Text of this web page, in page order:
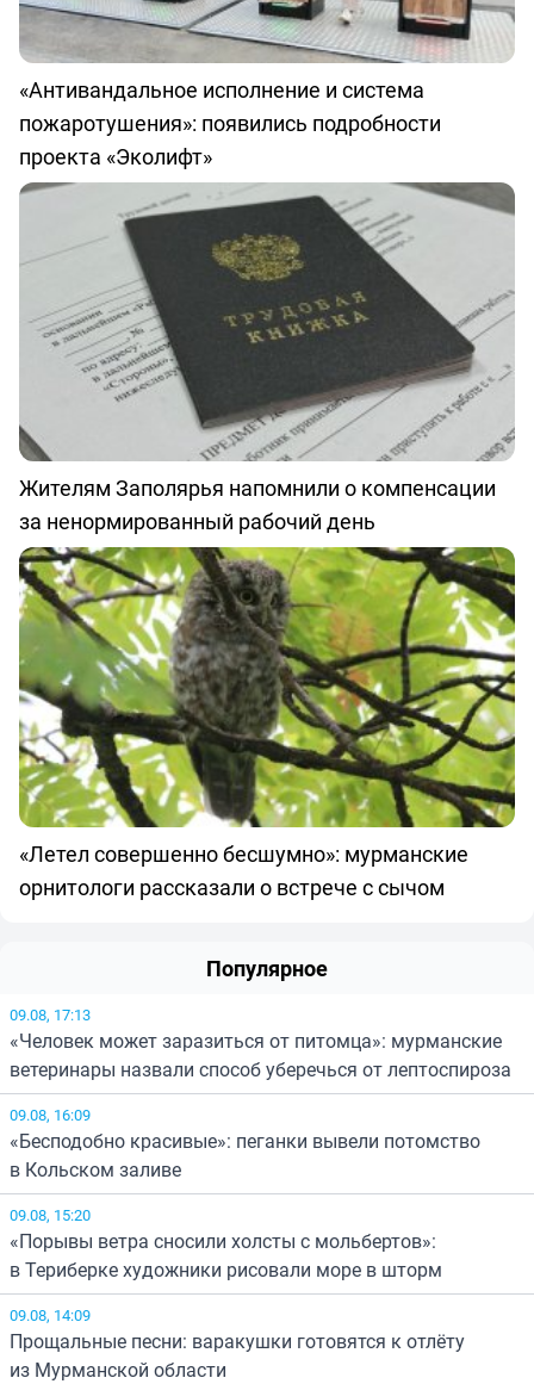
«Антивандальное исполнение и система
пожаротушения»: появились подробности
проекта «Эколифт»
Жителям Заполярья напомнили о компенсации
за ненормированный рабочий день
«Летел совершенно бесшумно»: мурманские
орнитологи рассказали о встрече с сычом
Популярное
09.08, 17:13
«Человек может заразиться от питомца»: мурманские
ветеринары назвали способ уберечься от лептоспироза
09.08, 16:09
«Бесподобно красивые»: пеганки вывели потомство
в Кольском заливе
09.08, 15:20
«Порывы ветра сносили холсты с мольбертов»:
в Териберке художники рисовали море в шторм
09.08, 14:09
Прощальные песни: варакушки готовятся к отлёту
из Мурманской области